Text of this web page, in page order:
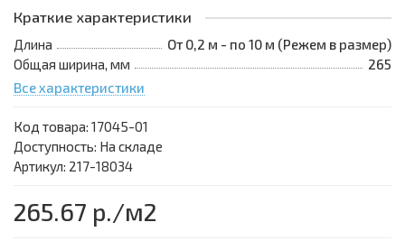
Краткие характеристики
Длина
От 0,2 м - по 10 м (Режем в размер)
Общая ширина, мм
265
Все характеристики
Код товара: 17045-01
Доступность: На складе
Артикул: 217-18034
265.67 р./м2